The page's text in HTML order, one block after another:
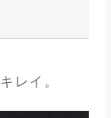
レイ。